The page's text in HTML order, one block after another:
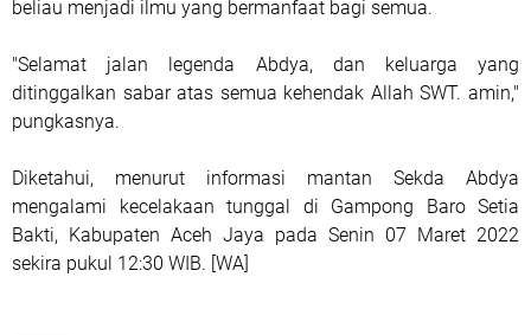
beliau menjadi ilmu yang bermanfaat bagi semua.
"Selamat jalan legenda Abdya, dan keluarga yang
ditinggalkan sabar atas semua kehendak Allah SWT. amin,"
pungkasnya.
Diketahui, menurut informasi mantan Sekda Abdya
mengalami kecelakaan tunggal di Gampong Baro Setia
Bakti, Kabupaten Aceh Jaya pada Senin 07 Maret 2022
sekira pukul 12:30 WIB. [WA]